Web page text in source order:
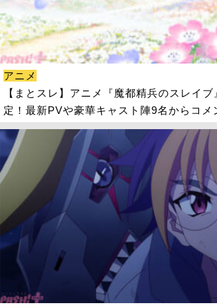
アニメ
【まとスレ】アニメ『魔都精兵のスレイ
定！最新PVや豪華キャスト陣9名からコメ